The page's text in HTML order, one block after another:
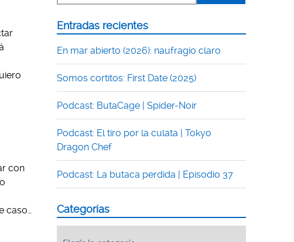
con
caso…
Entradas recientes
En mar abierto (2026): naufragio claro
Somos cortitos: First Date (2025)
Podcast: ButaCage | Spider-Noir
Podcast: El tiro por la culata | Tokyo
Dragon Chef
Podcast: La butaca perdida | Episodio 37
Categorías